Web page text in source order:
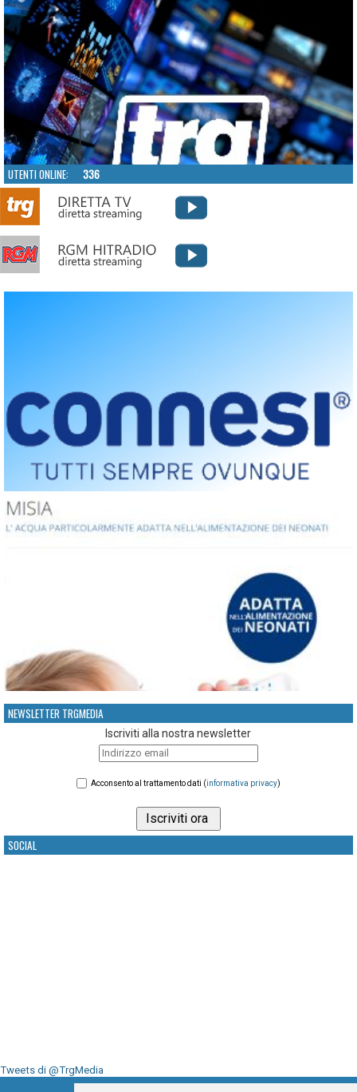
UTENTI ONLINE: 336
NEWSLETTER TRGMEDIA
Iscriviti alla nostra newsletter
Acconsento al trattamento dati (informativa privacy)
SOCIAL
Tweets di @TrgMedia